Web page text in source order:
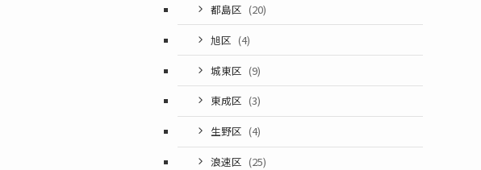
都島区 (20)
旭区 (4)
城東区 (9)
東成区 (3)
生野区 (4)
浪速区 (25)